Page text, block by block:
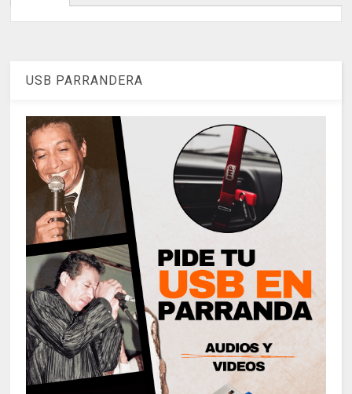
USB PARRANDERA